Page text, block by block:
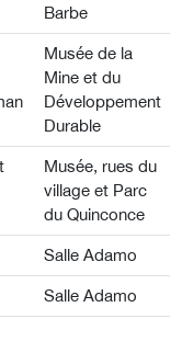
Barbe
Musée de la
Mine et du
Développement
Durable
Musée, rues du
village et Parc
du Quinconce
Salle Adamo
Salle Adamo